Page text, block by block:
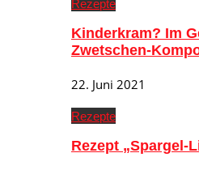
Rezepte
Kinderkram? Im
Zwetschen-
22. Juni 2021
Rezepte
Rezept „Spargel-